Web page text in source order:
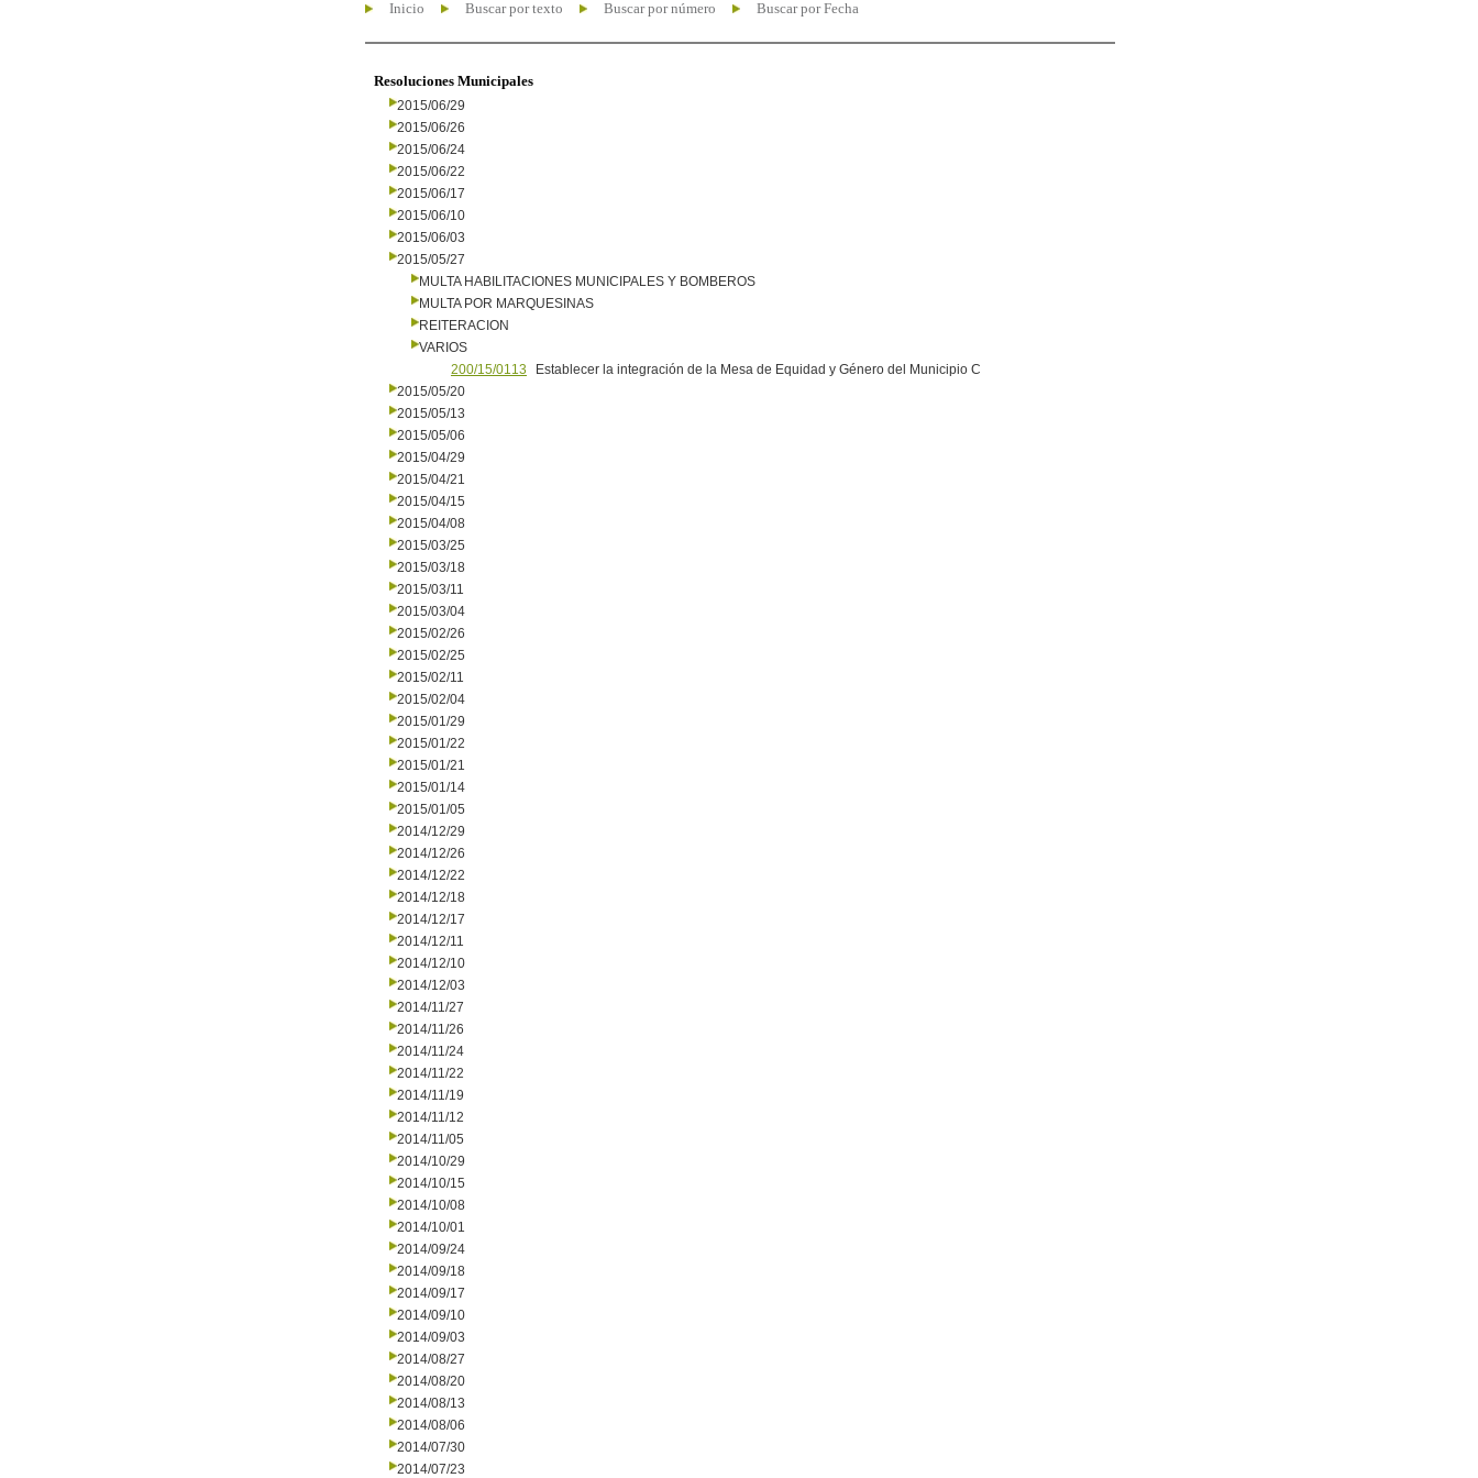
Inicio Buscar por texto Buscar por número Buscar por Fecha
Resoluciones Municipales
2015/06/29
2015/06/26
2015/06/24
2015/06/22
2015/06/17
2015/06/10
2015/06/03
2015/05/27
MULTA HABILITACIONES MUNICIPALES Y BOMBEROS
MULTA POR MARQUESINAS
REITERACION
VARIOS
200/15/0113
Establecer la integración de la Mesa de Equidad y Género del Municipio C
2015/05/20
2015/05/13
2015/05/06
2015/04/29
2015/04/21
2015/04/15
2015/04/08
2015/03/25
2015/03/18
2015/03/11
2015/03/04
2015/02/26
2015/02/25
2015/02/11
2015/02/04
2015/01/29
2015/01/22
2015/01/21
2015/01/14
2015/01/05
2014/12/29
2014/12/26
2014/12/22
2014/12/18
2014/12/17
2014/12/11
2014/12/10
2014/12/03
2014/11/27
2014/11/26
2014/11/24
2014/11/22
2014/11/19
2014/11/12
2014/11/05
2014/10/29
2014/10/15
2014/10/08
2014/10/01
2014/09/24
2014/09/18
2014/09/17
2014/09/10
2014/09/03
2014/08/27
2014/08/20
2014/08/13
2014/08/06
2014/07/30
2014/07/23